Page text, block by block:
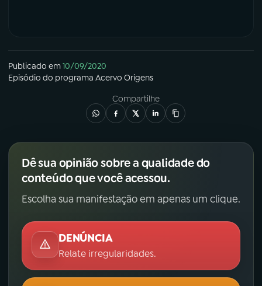
Publicado em10/09/2020
Episódio do programa Acervo Origens
Compartilhe
Dê sua opinião sobre a qualidade do
conteúdo que você acessou.
Escolha sua manifestação em apenas um clique.
DENÚNCIA
Relate irregularidades.